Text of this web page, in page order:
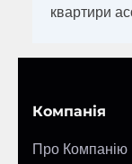
квартири
Компанія
Про Компанію